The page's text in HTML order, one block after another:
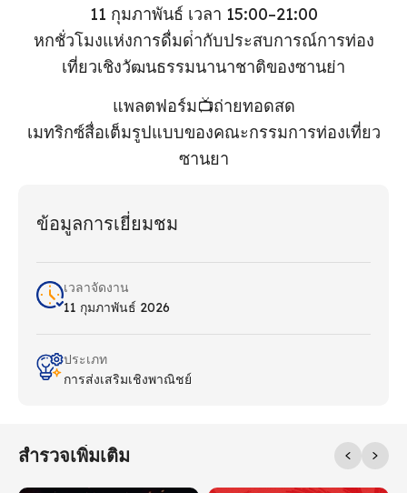
11 กุมภาพันธ์ เวลา 15:00–21:00
หกชั่วโมงแห่งการดื่มด่ํากับประสบการณ์การท่อง
เที่ยวเชิงวัฒนธรรมนานาชาติของซานย่า
แพลตฟอร์ม📺ถ่ายทอดสด
เมทริกซ์สื่อเต็มรูปแบบของคณะกรรมการท่องเที่ยว
ซานยา
ข้อมูลการเยี่ยมชม
เวลาจัดงาน
11 กุมภาพันธ์ 2026
ประเภท
การส่งเสริมเชิงพาณิชย์
สํารวจเพิ่มเติม